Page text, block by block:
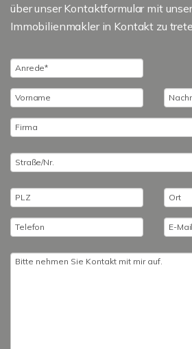
über unser Kontaktformular mit
Immobilienmakler in Kontakt zu